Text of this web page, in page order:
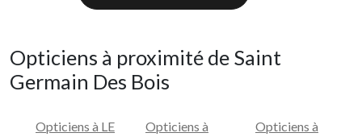
Opticiens à proximité de Saint
Germain Des Bois
Opticiens à LE
Opticiens à
Opticiens à